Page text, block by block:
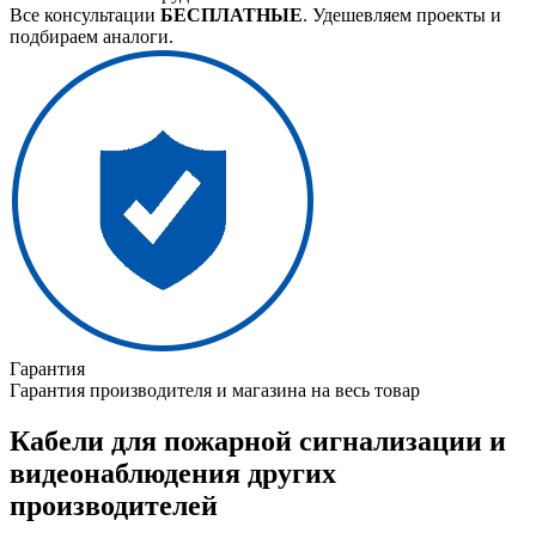
Все консультации БЕСПЛАТНЫЕ. Удешевляем проекты и
подбираем аналоги.
Гарантия
Гарантия производителя и магазина на весь товар
Кабели для пожарной сигнализации и
видеонаблюдения других
производителей